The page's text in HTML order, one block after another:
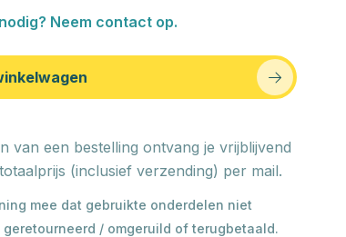
Neem contact op.
van een bestelling ontvang je vrijblijvend
(inclusief verzending) per mail.
mee dat gebruikte onderdelen niet
/ omgeruild of terugbetaald.